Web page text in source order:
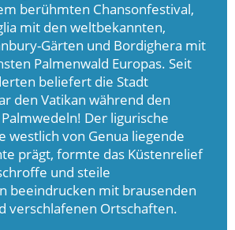
berühmten Chansonfestival,
mit den weltbekannten,
Gärten und Bordighera mit
Palmenwald Europas. Seit
beliefert die Stadt
den Vatikan während den
Der ligurische
westlich von Genua liegende
prägt, formte das Küstenrelief
und steile
beeindrucken mit brausenden
verschlafenen Ortschaften.